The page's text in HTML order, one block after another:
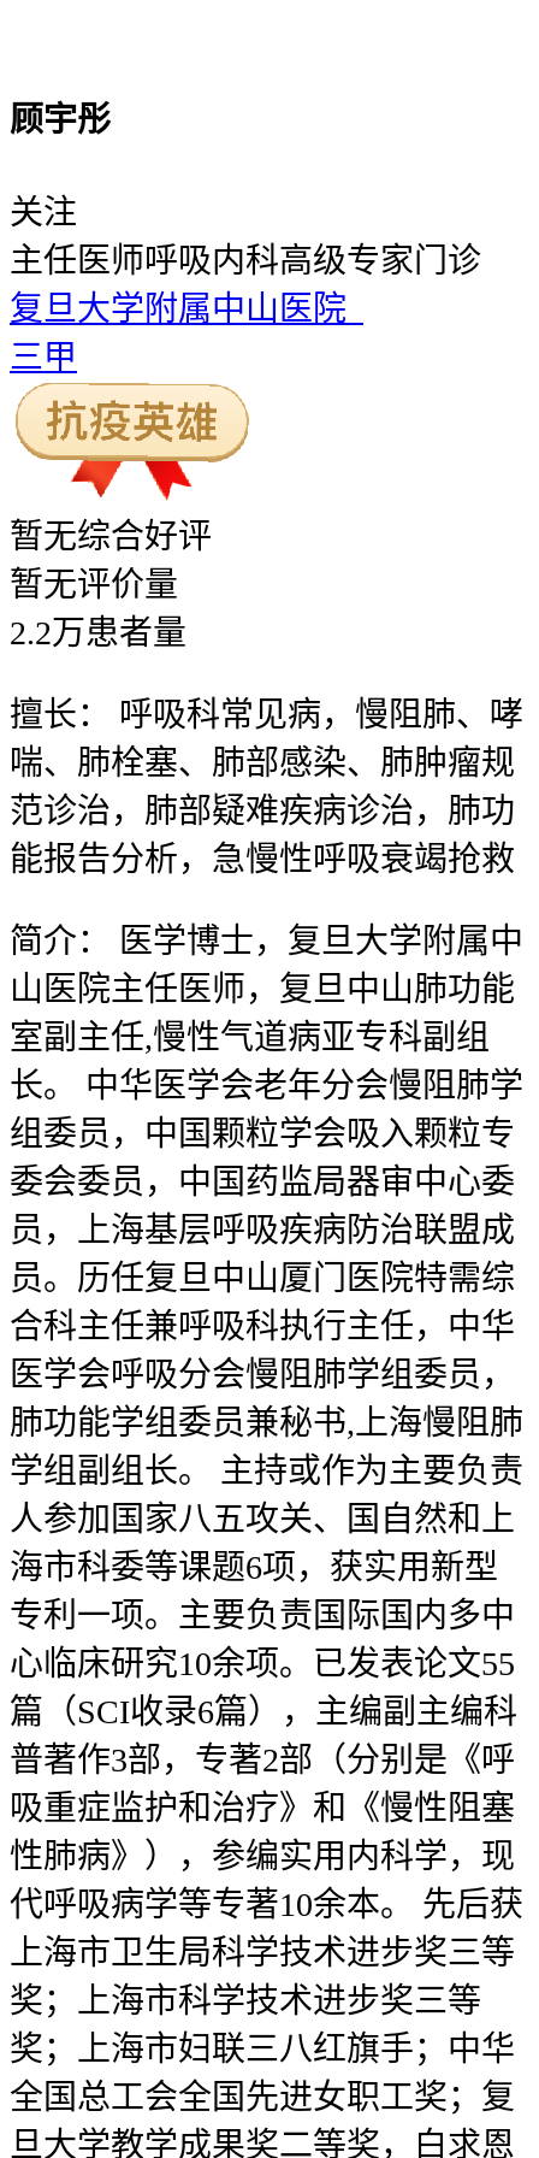
顾宇彤
关注
主任医师呼吸内科高级专家门诊
复旦大学附属中山医院
三甲
暂无综合好评
暂无评价量
2.2万患者量
擅长：
呼吸科常见病，慢阻肺、哮
喘、肺栓塞、肺部感染、肺肿瘤规
范诊治，肺部疑难疾病诊治，肺功
能报告分析，急慢性呼吸衰竭抢救
简介：
医学博士，复旦大学附属中
山医院主任医师，复旦中山肺功能
室副主任,慢性气道病亚专科副组
长。 中华医学会老年分会慢阻肺学
组委员，中国颗粒学会吸入颗粒专
委会委员，中国药监局器审中心委
员，上海基层呼吸疾病防治联盟成
员。历任复旦中山厦门医院特需综
合科主任兼呼吸科执行主任，中华
医学会呼吸分会慢阻肺学组委员，
肺功能学组委员兼秘书,上海慢阻肺
学组副组长。 主持或作为主要负责
人参加国家八五攻关、国自然和上
海市科委等课题6项，获实用新型
专利一项。主要负责国际国内多中
心临床研究10余项。已发表论文55
篇（SCI收录6篇），主编副主编科
普著作3部，专著2部（分别是《呼
吸重症监护和治疗》和《慢性阻塞
性肺病》），参编实用内科学，现
代呼吸病学等专著10余本。 先后获
上海市卫生局科学技术进步奖三等
奖；上海市科学技术进步奖三等
奖；上海市妇联三八红旗手；中华
全国总工会全国先进女职工奖；复
旦大学教学成果奖二等奖，白求恩